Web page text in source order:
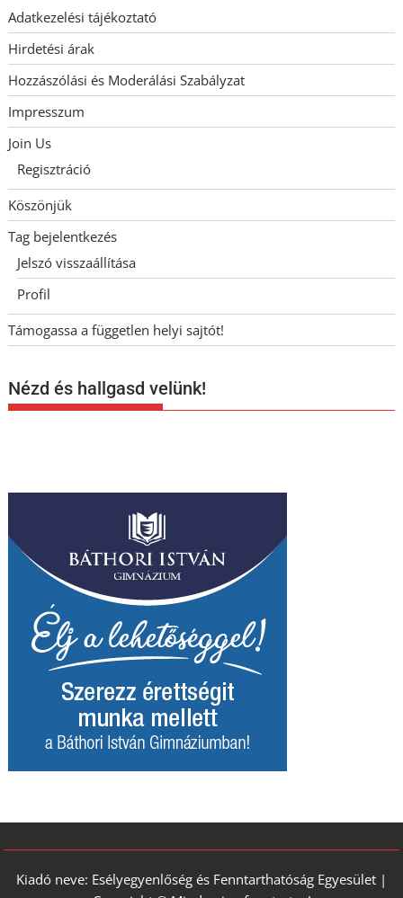
Adatkezelési tájékoztató
Hirdetési árak
Hozzászólási és Moderálási Szabályzat
Impresszum
Join Us
Regisztráció
Köszönjük
Tag bejelentkezés
Jelszó visszaállítása
Profil
Támogassa a független helyi sajtót!
Nézd és hallgasd velünk!
Kiadó neve: Esélyegyenlőség és Fenntarthatóság Egyesület |